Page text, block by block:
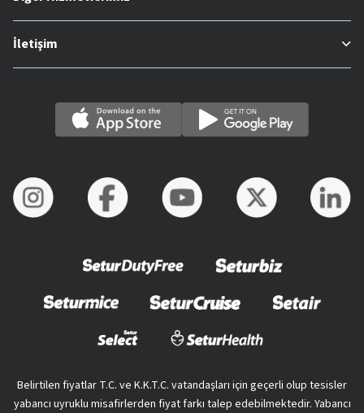
İletişim
Belirtilen fiyatlar T.C. ve K.K.T.C. vatandaşları için geçerli olup tesisler
yabancı uyruklu misafirlerden fiyat farkı talep edebilmektedir. Yabancı